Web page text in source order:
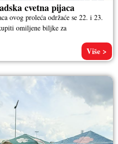
cvetna pijaca
ovog proleća održaće se 22. i 23.
omiljene biljke za
Više >